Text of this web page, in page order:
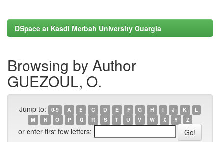
DSpace at Kasdi Merbah University Ouargla
Browsing by Author
GUEZOUL, O.
Jump to: 0-9 A B C D E F G H I J K
L
M
N O P Q R S T U V W X Y Z
or enter first few letters: